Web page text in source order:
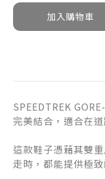
SPEEDTREK
完美結合，適合在
這款鞋子憑藉其雙
走時，都能提供極